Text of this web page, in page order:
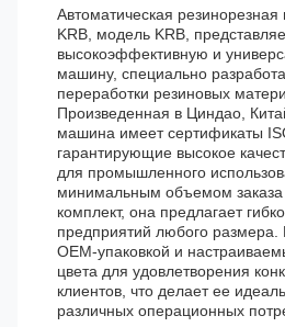
Автоматическая
KRB, модель KRB,
высокоэффективную и
машину, специально
переработки резиновых
Произведенная в Циндао,
машина имеет сертификаты
гарантирующие высокое
для промышленного
минимальным объемом заказа
комплект, она предлагает
предприятий любого
OEM-упаковкой и
цвета для удовлетворения
клиентов, что делает ее
различных операционных